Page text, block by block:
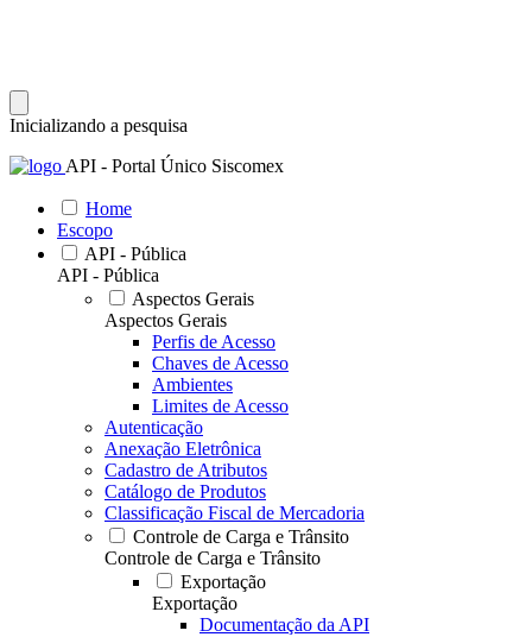
Inicializando a pesquisa
API - Portal Único Siscomex
Home
Escopo
API - Pública
API - Pública
Aspectos Gerais
Aspectos Gerais
Perfis de Acesso
Chaves de Acesso
Ambientes
Limites de Acesso
Autenticação
Anexação Eletrônica
Cadastro de Atributos
Catálogo de Produtos
Classificação Fiscal de Mercadoria
Controle de Carga e Trânsito
Controle de Carga e Trânsito
Exportação
Exportação
Documentação da API